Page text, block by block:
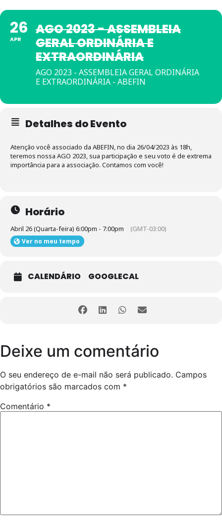
26
APR
AGO 2023 - ASSEMBLEIA
GERAL ORDINÁRIA E
EXTRAORDINÁRIA
AGO 2023 - ASSEMBLEIA GERAL ORDINÁRIA
E EXTRAORDINÁRIA - ABEFIN
Detalhes do Evento
Atenção você associado da ABEFIN, no dia 26/04/2023 às 18h,
teremos nossa AGO 2023, sua participação e seu voto é de extrema
importância para a associação. Contamos com você!
Horário
Abril 26 (Quarta-feira) 6:00pm - 7:00pm (GMT-03:00)
Ver no meu tempo
CALENDÁRIO GOOGLECAL
Deixe um comentário
O seu endereço de e-mail não será publicado. Campos
obrigatórios são marcados com *
Comentário *